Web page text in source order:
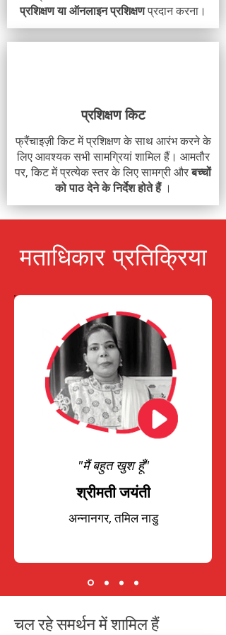
प्रशिक्षण या ऑनलाइन प्रशिक्षणप्रदान करना।
प्रशिक्षण किट
फ्रैंचाइज़ी किट में प्रशिक्षण के साथ आरंभ करने के
लिए आवश्यक सभी सामग्रियां शामिल हैं। आमतौर
पर, किट में प्रत्येक स्तर के लिए सामग्री औरबच्चों
को पाठ देने के निर्देश होते हैं।
मताधिकार प्रतिक्रिया
"मैं बहुत खुश हूँ"
श्रीमती जयंती
अन्नानगर, तमिल नाडु
चल रहे समर्थन में शामिल हैं